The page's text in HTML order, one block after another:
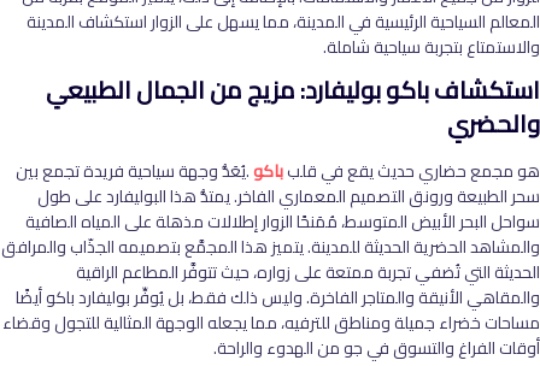
المعالم السياحية الرئيسية في المدينة، مما يسهل على الزوار استكشاف المدينة
والاستمتاع بتجربة سياحية شاملة.
استكشاف باكو بوليفارد: مزيج من الجمال الطبيعي
والحضري
هو مجمع حضاري حديث يقع في قلبباكو.يُعَدُّ وجهة سياحية فريدة تجمع بين
سحر الطبيعة ورونق التصميم المعماري الفاخر. يمتدُّ هذا البوليفارد على طول
سواحل البحر الأبيض المتوسط، مُمَنحًا الزوار إطلالات مذهلة على المياه الصافية
والمشاهد الحضرية الحديثة للمدينة. يتميز هذا المجمَّع بتصميمه الجذّاب والمرافق
الحديثة التي تُضفي تجربة ممتعة على زواره، حيث تتوفَّر المطاعم الراقية
والمقاهي الأنيقة والمتاجر الفاخرة. وليس ذلك فقط، بل يُوفِّر بوليفارد باكو أيضًا
مساحات خضراء جميلة ومناطق للترفيه، مما يجعله الوجهة المثالية للتجول وقضاء
أوقات الفراغ والتسوق في جو من الهدوء والراحة.